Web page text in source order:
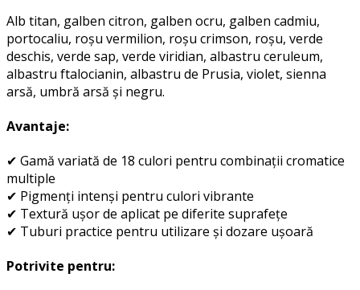
Alb titan, galben citron, galben ocru, galben cadmiu,
portocaliu, roșu vermilion, roșu crimson, roșu, verde
deschis, verde sap, verde viridian, albastru ceruleum,
albastru ftalocianin, albastru de Prusia, violet, sienna
arsă, umbră arsă și negru.
Avantaje:
✔ Gamă variată de 18 culori pentru combinații cromatice
multiple
✔ Pigmenți intenși pentru culori vibrante
✔ Textură ușor de aplicat pe diferite suprafețe
✔ Tuburi practice pentru utilizare și dozare ușoară
Potrivite pentru: